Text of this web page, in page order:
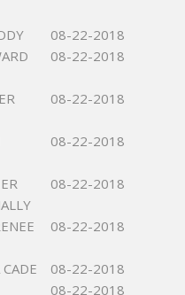
08-22-2018
08-22-2018
08-22-2018
08-22-2018
08-22-2018
08-22-2018
08-22-2018
08-22-2018